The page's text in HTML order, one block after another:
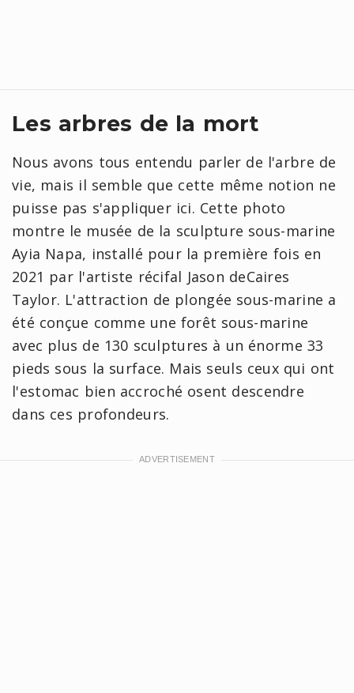
Les arbres de la mort
Nous avons tous entendu parler de l'arbre de
vie, mais il semble que cette même notion ne
puisse pas s'appliquer ici. Cette photo
montre le musée de la sculpture sous-marine
Ayia Napa, installé pour la première fois en
2021 par l'artiste récifal Jason deCaires
Taylor. L'attraction de plongée sous-marine a
été conçue comme une forêt sous-marine
avec plus de 130 sculptures à un énorme 33
pieds sous la surface. Mais seuls ceux qui ont
l'estomac bien accroché osent descendre
dans ces profondeurs.